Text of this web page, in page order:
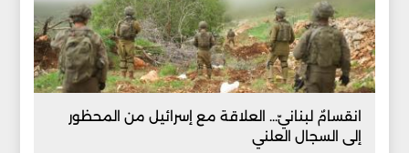
انقسامٌ لبنانيّ... العلاقة مع إسرائيل من المحظور
إلى السجال العلني